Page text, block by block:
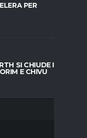
PER
SI CHIUDE IN
E CHIVU